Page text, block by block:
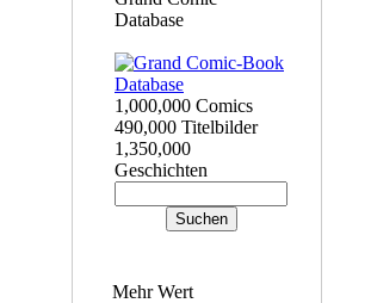
Database
1,000,000 Comics
490,000 Titelbilder
1,350,000
Geschichten
Mehr Wert